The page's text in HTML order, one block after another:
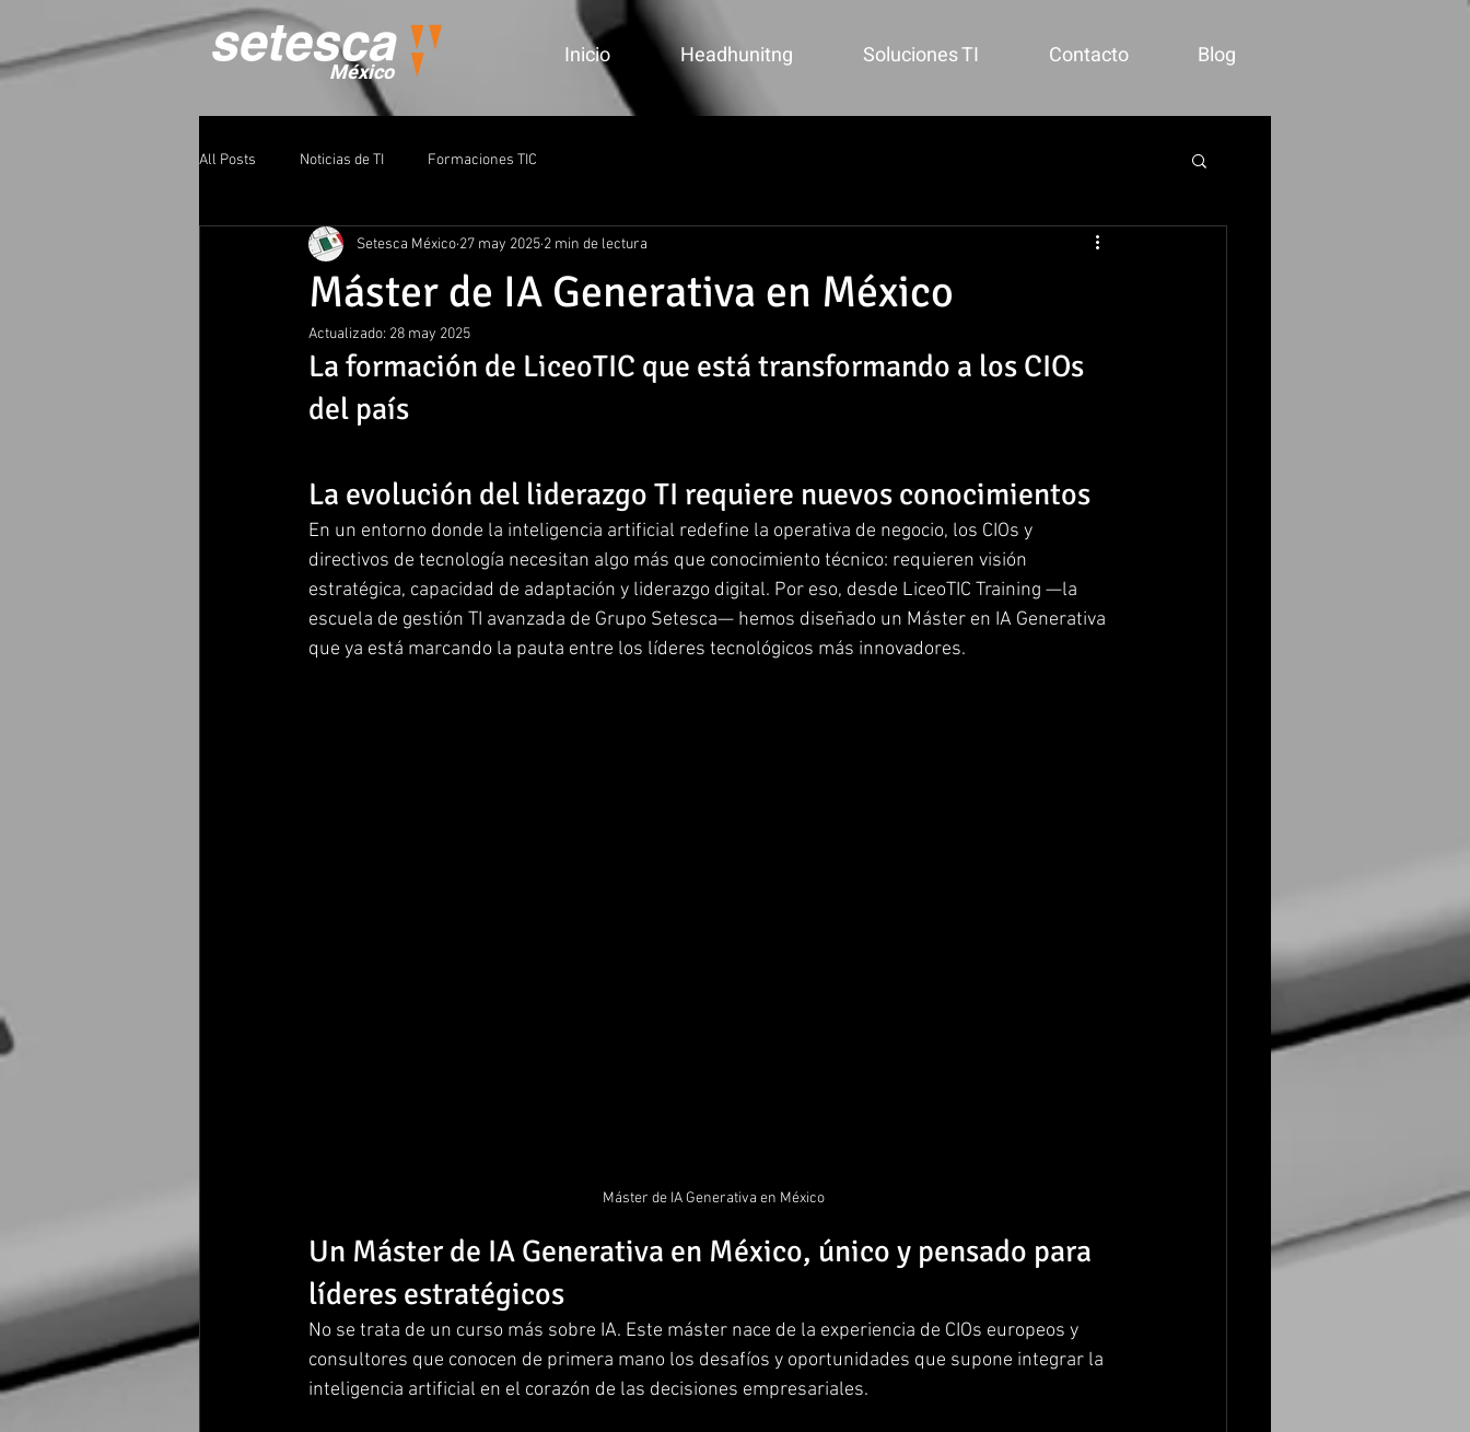
México
Inicio Headhunitng Soluciones TI Contacto Blog
All Posts Noticias de TI Formaciones TIC
Máster de IA Generativa en México
Setesca México 27 may 2025 2 min de lectura
Actualizado: 28 may 2025
La formación de LiceoTIC que está transformando a los CIOs
del país
La evolución del liderazgo TI requiere nuevos conocimientos
En un entorno donde la inteligencia artificial redefine la operativa de negocio, los CIOs y
directivos de tecnología necesitan algo más que conocimiento técnico: requieren visión
estratégica, capacidad de adaptación y liderazgo digital. Por eso, desde LiceoTIC Training —la
escuela de gestión TI avanzada de Grupo Setesca— hemos diseñado un Máster en IA Generativa
que ya está marcando la pauta entre los líderes tecnológicos más innovadores.
Máster de IA Generativa en México
Un Máster de IA Generativa en México, único y pensado para
líderes estratégicos
No se trata de un curso más sobre IA. Este máster nace de la experiencia de CIOs europeos y
consultores que conocen de primera mano los desafíos y oportunidades que supone integrar la
inteligencia artificial en el corazón de las decisiones empresariales.